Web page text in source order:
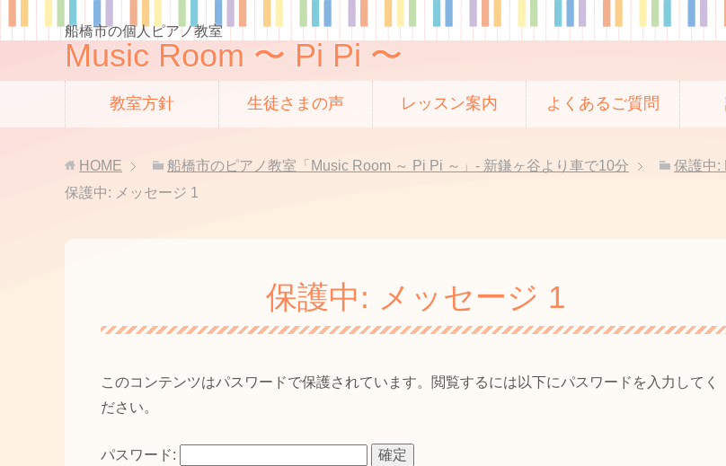
船橋市の個人ピアノ教室
Music Room 〜 Pi Pi 〜
教室方針 生徒さまの声 レッスン案内 よくあるご質問
HOME 船橋市のピアノ教室「Music Room ～ Pi Pi ～」- 新鎌ヶ谷より車で10分
保護中:
保護中: メッセージ 1
保護中: メッセージ 1
このコンテンツはパスワードで保護されています。閲覧するには以下にパスワードを入力してく
ださい。
パスワード: